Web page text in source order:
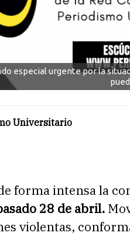
especial urgente por la
Universitario
forma intensa la
28 de abril.
violentas,